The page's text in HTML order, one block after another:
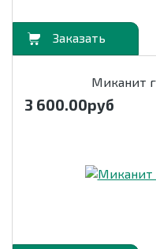
Миканит
3 600.00руб